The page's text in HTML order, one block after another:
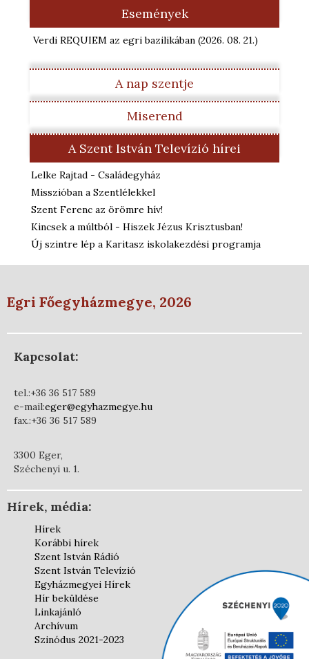
Események
Verdi REQUIEM az egri bazilikában (2026. 08. 21.)
A nap szentje
Miserend
A Szent István Televízió hírei
Lelke Rajtad - Családegyház
Misszióban a Szentlélekkel
Szent Ferenc az örömre hív!
Kincsek a múltból - Hiszek Jézus Krisztusban!
Új szintre lép a Karitasz iskolakezdési programja
Egri Főegyházmegye, 2026
Kapcsolat:
tel.:+36 36 517 589
e-mail:eger@egyhazmegye.hu
fax.:+36 36 517 589
3300 Eger,
Széchenyi u. 1.
Hírek, média:
Hírek
Korábbi hírek
Szent István Rádió
Szent István Televízió
Egyházmegyei Hírek
Hír beküldése
Linkajánló
Archívum
Szinódus 2021-2023